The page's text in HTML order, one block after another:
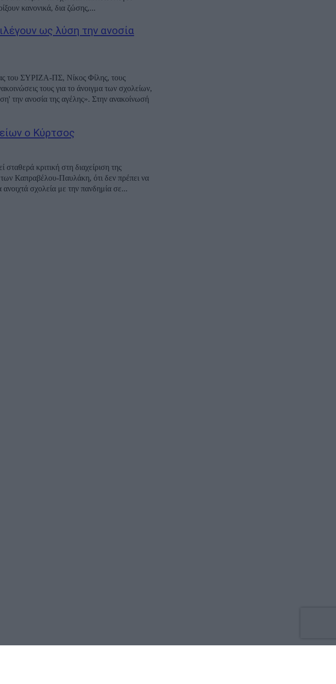
σχολεία θα ανοίξουν κανονικά, δια ζώσης,...
ως λύση την ανοσία
του ΣΥΡΙΖΑ-ΠΣ, Νίκος Φίλης, τους
τους για το άνοιγμα των σχολείων,
της αγέλης». Στην ανακοίνωσή
ο Κύρτσος
κριτική στη διαχείριση της
Καπραβέλου-Παυλάκη, ότι δεν πρέπει να
την άλλη εβδομάδα. Η ανάρτησή του Τα ανοιχτά σχολεία με την πανδημία σε...